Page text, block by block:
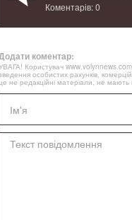
Коментарів: 0
коментар:
Користувач www.volynnews.com
особистих рахунків,
не редакційні матеріали, не мають